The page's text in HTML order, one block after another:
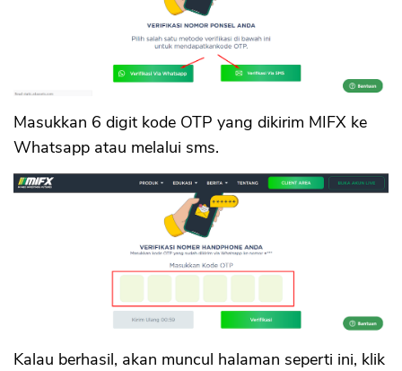
Masukkan 6 digit kode OTP yang dikirim MIFX ke
Whatsapp atau melalui sms.
Kalau berhasil, akan muncul halaman seperti ini, klik